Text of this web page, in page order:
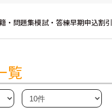
・問題集模試・答練早期申込割引
覧